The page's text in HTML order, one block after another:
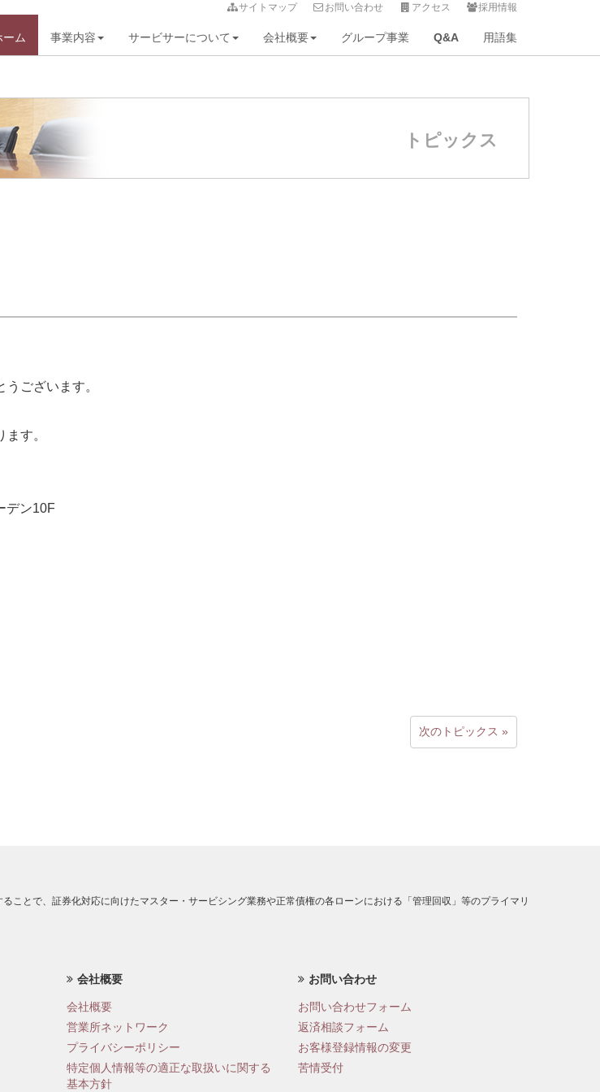
サイトマップ お問い合わせ アクセス 採用情報
ーム 事業内容 サービサーについて 会社概要 グループ事業 Q&A 用語集
トピックス
ございます。
す。
デン10F
次のトピックス »
ことで、証券化対応に向けたマスター・サービシング業務や正常債権の各ローンにおける「管理回収」等のプライマリ
会社概要
会社概要
営業所ネットワーク
プライバシーポリシー
特定個人情報等の適正な取扱いに関する
基本方針
お問い合わせ
お問い合わせフォーム
返済相談フォーム
お客様登録情報の変更
苦情受付